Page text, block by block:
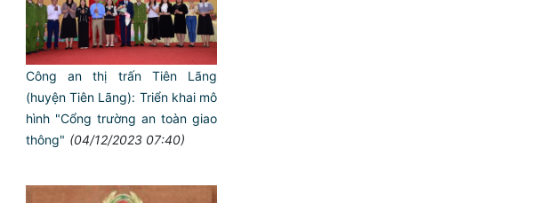
Công an thị trấn Tiên Lãng
(huyện Tiên Lãng): Triển khai mô
hình "Cổng trường an toàn giao
thông" (04/12/2023 07:40)